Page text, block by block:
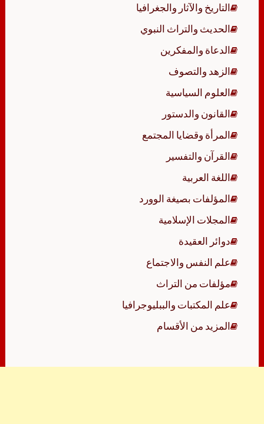
التاريخ والآثار والجغرافيا
الحديث والتراث النبوي
الدعاة والمفكرين
الزهد والتصوف
العلوم السياسية
القانون والدستور
المرأة وقضايا المجتمع
القرآن والتفسير
اللغة العربية
المؤلفات بصيغة الوورد
المجلات الإسلامية
دوائر العقيدة
علم النفس والاجتماع
مؤلفات من التراث
علم المكتبات والببليوجرافيا
المزيد من الأقسام